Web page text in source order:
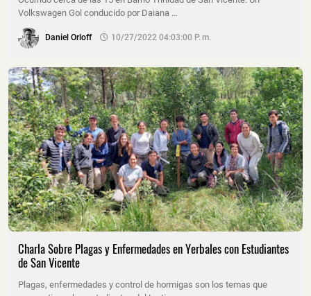
Volkswagen Gol conducido por Daiana …
Daniel Orloff 10/27/2022 04:03:00 P. M.
Charla Sobre Plagas y Enfermedades en Yerbales con Estudiantes
de San Vicente
Plagas, enfermedades y control de hormigas son los temas que